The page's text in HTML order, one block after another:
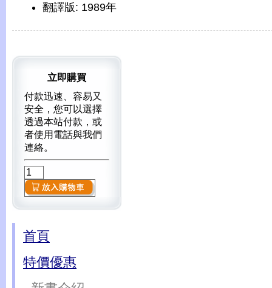
翻譯版: 1989年
立即購買
付款迅速、容易又
安全，您可以選擇
透過本站付款，或
者使用電話與我們
連絡。
首頁
特價優惠